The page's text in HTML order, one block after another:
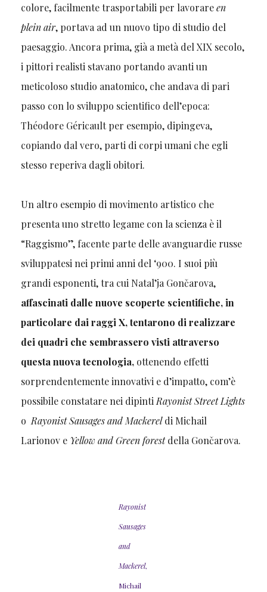
colore, facilmente trasportabili per lavorareen
plein air, portava ad un nuovo tipo di studio del
paesaggio. Ancora prima, già a metà del XIX secolo,
i pittori realisti stavano portando avanti un
meticoloso studio anatomico, che andava di pari
passo con lo sviluppo scientifico dell’epoca:
Théodore Géricault per esempio, dipingeva,
copiando dal vero, parti di corpi umani che egli
stesso reperiva dagli obitori.
Un altro esempio di movimento artistico che
presenta uno stretto legame con la scienza è il
“Raggismo”, facente parte delle avanguardie russe
sviluppatesi nei primi anni del ‘900. I suoi più
grandi esponenti, tra cui Natal’ja Gončarova,
affascinati dalle nuove scoperte scientifiche, in
particolare dai raggi X, tentarono di realizzare
dei quadri che sembrassero visti attraverso
questa nuova tecnologia,ottenendo effetti
sorprendentemente innovativi e d’impatto, com’è
possibile constatare nei dipinti Rayonist Street Lights
o Rayonist Sausages and Mackereldi Michail
Larionov e Yellow and Green forestdella Gončarova.
Rayonist
Sausages
and
Mackerel,
Michail